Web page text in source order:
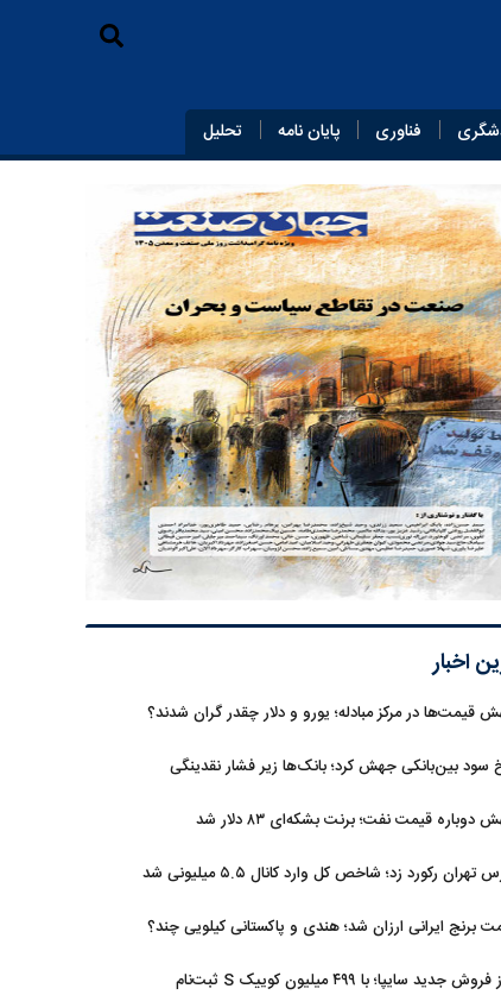
فناوری پایان‌ نامه تحلیل
اخبار
قیمت‌ها در مرکز مبادله؛ یورو و دلار چقدر گران شدند؟
سود بین‌بانکی جهش کرد؛ بانک‌ها زیر فشار نقدینگی
دوباره قیمت نفت؛ برنت بشکه‌ای ۸۳ دلار شد
تهران رکورد زد؛ شاخص کل وارد کانال ۵.۵ میلیونی شد
برنج ایرانی ارزان شد؛ هندی و پاکستانی کیلویی چند؟
آغاز فروش جدید سایپا؛ با ۴۹۹ میلیون کوییک S ثبت‌نام